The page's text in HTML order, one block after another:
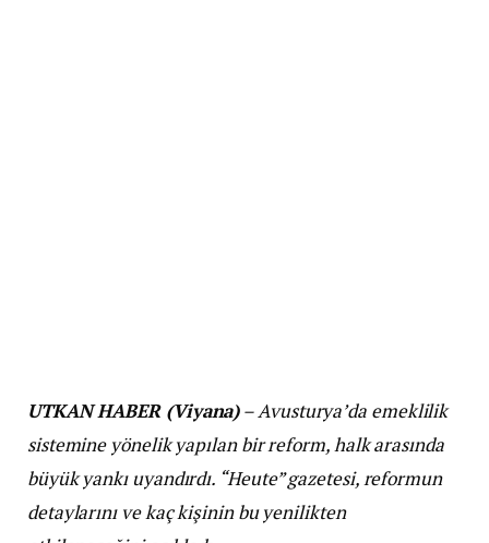
UTKAN HABER (Viyana)– Avusturya’da emeklilik
sistemine yönelik yapılan bir reform, halk arasında
büyük yankı uyandırdı. “Heute” gazetesi, reformun
detaylarını ve kaç kişinin bu yenilikten